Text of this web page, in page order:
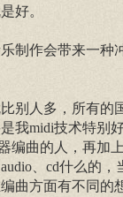
好。
制作会带来一种
别人多，所有的
我midi技术特别
编曲的人，再加
、cd什么的，
曲方面有不同的